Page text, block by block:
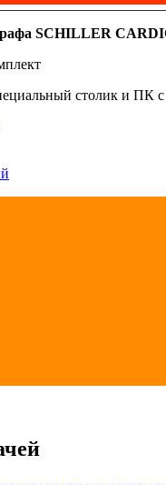
SCHILLER
столик и ПК с